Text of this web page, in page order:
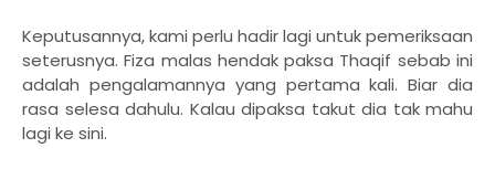
Keputusannya, kami perlu hadir lagi untuk pemeriksaan
seterusnya. Fiza malas hendak paksa Thaqif sebab ini
adalah pengalamannya yang pertama kali. Biar dia
rasa selesa dahulu. Kalau dipaksa takut dia tak mahu
lagi ke sini.